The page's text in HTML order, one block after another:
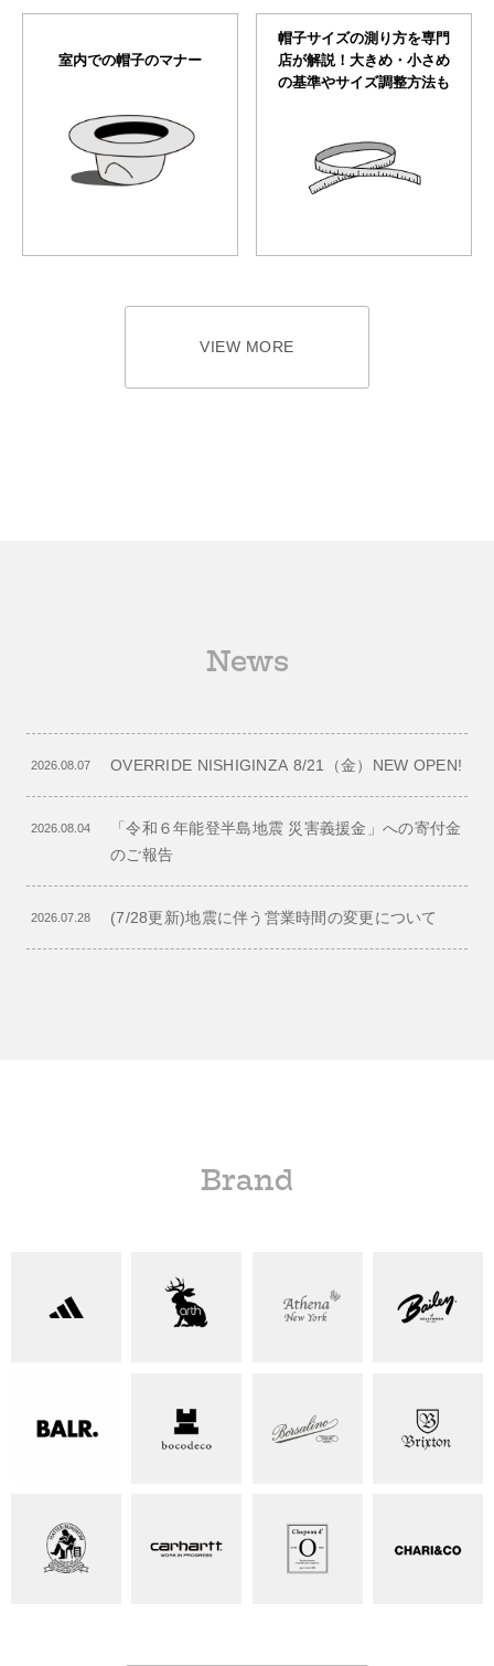
室内での帽子のマナー
帽子サイズの測り方を専門
店が解説！大きめ・小さめ
の基準やサイズ調整方法も
VIEW MORE
News
2026.08.07 OVERRIDE NISHIGINZA 8/21（金）NEW OPEN!
2026.08.04
「令和６年能登半島地震 災害義援金」への寄付金
のご報告
2026.07.28 (7/28更新)地震に伴う営業時間の変更について
Brand